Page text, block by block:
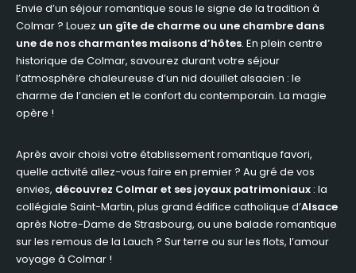
Envie d’un séjour romantique sous le signe de la tradition à
Colmar ? Louez un gîte de charme ou une chambre dans
une de nos charmantes maisons d’hôtes. En plein centre
historique de Colmar, savourez durant votre séjour
l’atmosphère chaleureuse d’un nid douillet alsacien : le
charme de l’ancien et le confort du contemporain. La magie
opère !
Après avoir choisi votre établissement romantique favori,
quelle activité allez-vous faire en premier ? Au gré de vos
envies, découvrez Colmar et ses joyaux patrimoniaux: la
collégiale Saint-Martin, plus grand édifice catholique d’Alsace
après Notre-Dame de Strasbourg, ou une balade romantique
sur les remous de la Lauch ? Sur terre ou sur les flots, l’amour
voyage à Colmar !